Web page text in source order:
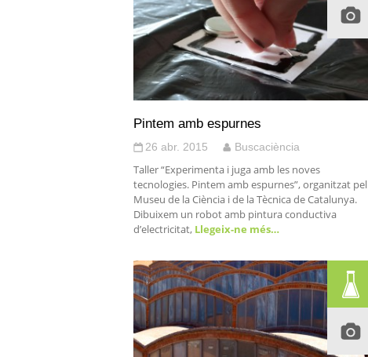
Pintem amb espurnes
26 abr. 2015 Buscaciència
Taller “Experimenta i juga amb les noves
tecnologies. Pintem amb espurnes”, organitzat pel
Museu de la Ciència i de la Tècnica de Catalunya.
Dibuixem un robot amb pintura conductiva
d’electricitat, Llegeix-ne més…